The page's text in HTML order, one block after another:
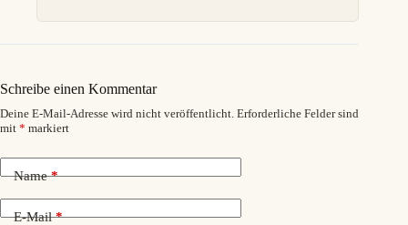
Schreibe einen Kommentar
Deine E-Mail-Adresse wird nicht veröffentlicht. Erforderliche Felder sind
mit * markiert
Name*
E-Mail*